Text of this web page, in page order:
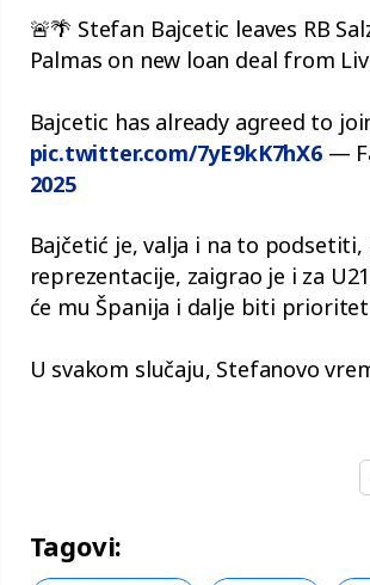
🚨🌴 Stefan Bajcetic leaves RB
Palmas on new loan deal from
Bajcetic has already agreed to
pic.twitter.com/7yE9kK7hX6—
2025
Bajčetić je, valja i na to
reprezentacije, zaigrao je i za
će mu Španija i dalje biti
U svakom slučaju, Stefanovo
Tagovi: